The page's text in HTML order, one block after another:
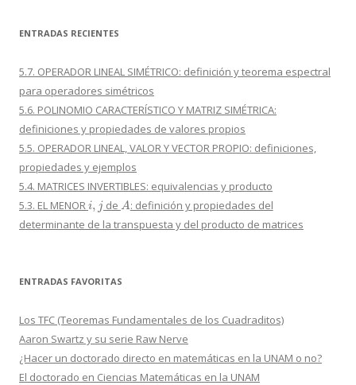
ENTRADAS RECIENTES
5.7. OPERADOR LINEAL SIMÉTRICO: definición y teorema espectral
para operadores simétricos
5.6. POLINOMIO CARACTERÍSTICO Y MATRIZ SIMÉTRICA:
definiciones y propiedades de valores propios
5.5. OPERADOR LINEAL, VALOR Y VECTOR PROPIO: definiciones,
propiedades y ejemplos
5.4. MATRICES INVERTIBLES: equivalencias y producto
5.3. EL MENORi,j de A: definición y propiedades del
determinante de la transpuesta y del producto de matrices
ENTRADAS FAVORITAS
Los TFC (Teoremas Fundamentales de los Cuadraditos)
Aaron Swartz y su serie Raw Nerve
¿Hacer un doctorado directo en matemáticas en la UNAM o no?
El doctorado en Ciencias Matemáticas en la UNAM